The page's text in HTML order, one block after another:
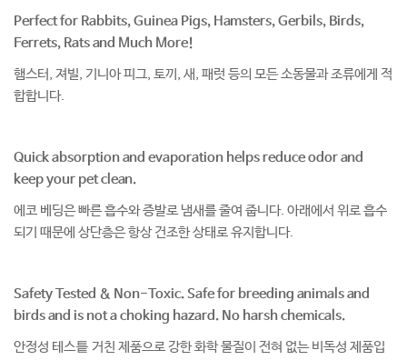
Perfect for Rabbits, Guinea Pigs, Hamsters, Gerbils, Birds,
Ferrets, Rats and Much More!
햄스터, 져빌, 기니아 피그, 토끼, 새, 패럿 등의 모든 소동물과 조류에게 적
합합니다.
Quick absorption and evaporation helps reduce odor and
keep your pet clean.
에코 베딩은 빠른 흡수와 증발로 냄새를 줄여 줍니다. 아래에서 위로 흡수
되기 때문에 상단층은 항상 건조한 상태로 유지합니다.
Safety Tested & Non-Toxic. Safe for breeding animals and
birds and is not a choking hazard. No harsh chemicals.
안정성 테스틑 거친 제품으로 강한 화학 물질이 전혀 없는 비독성 제품입